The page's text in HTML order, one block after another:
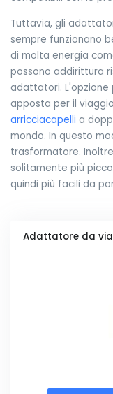
Tuttavia, gli
sempre funzionano
di molta energia
possono addirittura
adattatori. L'opzione
apposta per il
arricciacapelli a
mondo. In questo
trasformatore.
solitamente più
quindi più facili da
Adattatore da